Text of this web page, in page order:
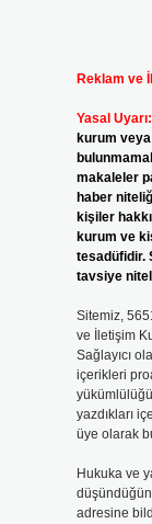
Reklam ve
Yasal Uyarı:
kurum
makaleler
haber
kişiler
kurum ve
tesadüfidir.
tavsiye
Sitemiz,
ve İletişim
Sağlayıcı
içerikleri
yazdıkları
üye olarak
Hukuka ve
adresine